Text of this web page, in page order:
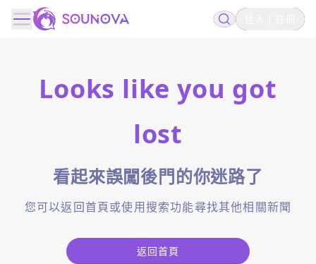
Looks like you got
lost
看起來誤闖後門的你迷路了
您可以返回首頁或使用搜索功能尋找其他相關新聞
返回首頁